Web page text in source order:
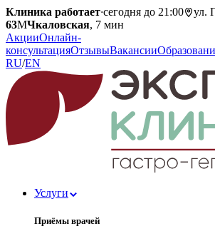
Клиника работает·сегодня до 21:00
ул.
63МЧкаловская, 7 мин
АкцииОнлайн-
консультацияОтзывыВакансии
RU/EN
Услуги
Приёмы врачей